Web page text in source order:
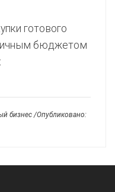
готового
бюджетом
бизнес /Опубликовано: